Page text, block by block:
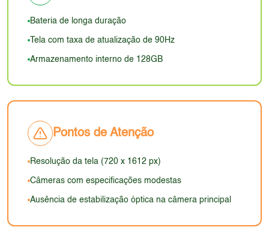
geral do carregamento não acompanha os padrões
atuais.
detalhes, especialmente ao visualizar textos e
imagens mais complexas. O brilho pode ser
suficiente para uso interno, mas pode ser
ausência de elementos de design mais
pareça menos atraente em comparação com
Bateria de longa duração
Tela com taxa de atualização de 90Hz
Armazenamento interno de 128GB
Pontos de Atenção
Resolução da tela (720 x 1612 px)
Câmeras com especificações modestas
Ausência de estabilização óptica na câmera principal